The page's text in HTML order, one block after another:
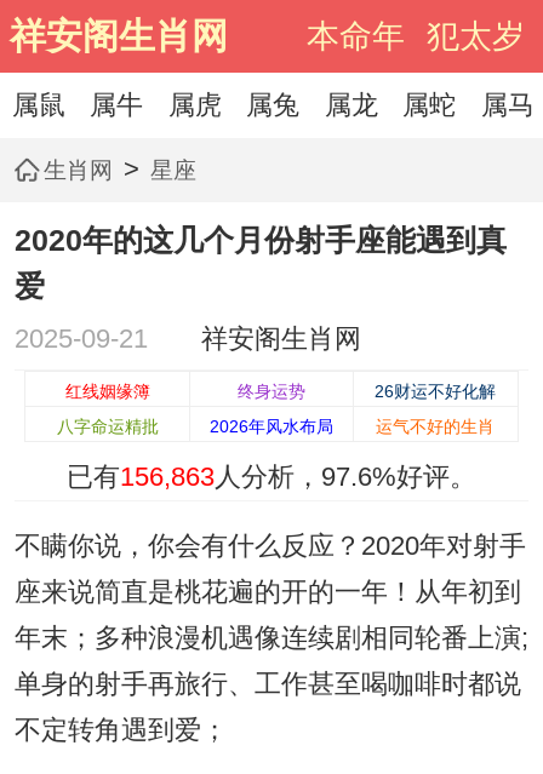
祥安阁生肖网 本命年 犯太岁
属鼠 属牛 属虎 属兔 属龙 属蛇 属马
生肖网 > 星座
2020年的这几个月份射手座能遇到真
爱
2025-09-21 祥安阁生肖网
红线姻缘簿 终身运势
26财运不好化解
八字命运精批
2026年风水布局 运气不好的生肖
已有156,863人分析， 97.6%好评。
不瞒你说，你会有什么反应？2020年对射手
座来说简直是桃花遍的开的一年！从年初到
年末；多种浪漫机遇像连续剧相同轮番上演;
单身的射手再旅行、工作甚至喝咖啡时都说
不定转角遇到爱；